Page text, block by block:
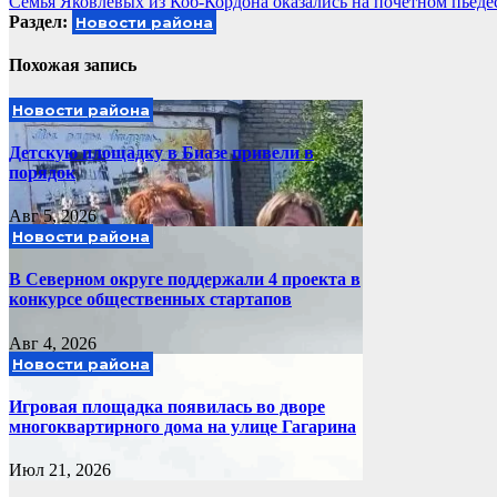
по
Раздел: Новости района
Похожая запись
Новости района
Детскую площадку в Биазе привели в
порядок
Авг 5, 2026
Новости района
В Северном округе поддержали 4 проекта в
конкурсе общественных стартапов
Авг 4, 2026
Новости района
Игровая площадка появилась во дворе
многоквартирного дома на улице Гагарина
Июл 21, 2026